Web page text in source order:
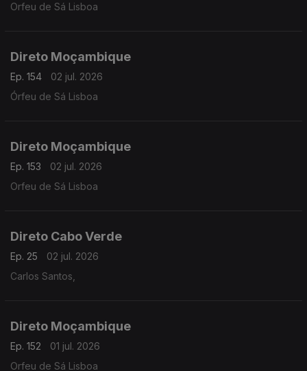
Orfeu de Sá Lisboa
Direto Moçambique
Ep. 154
02 jul. 2026
Órfeu de Sá Lisboa
Direto Moçambique
Ep. 153
02 jul. 2026
Orfeu de Sá Lisboa
Direto Cabo Verde
Ep. 25
02 jul. 2026
Carlos Santos,
Direto Moçambique
Ep. 152
01 jul. 2026
Orfeu de Sá Lisboa